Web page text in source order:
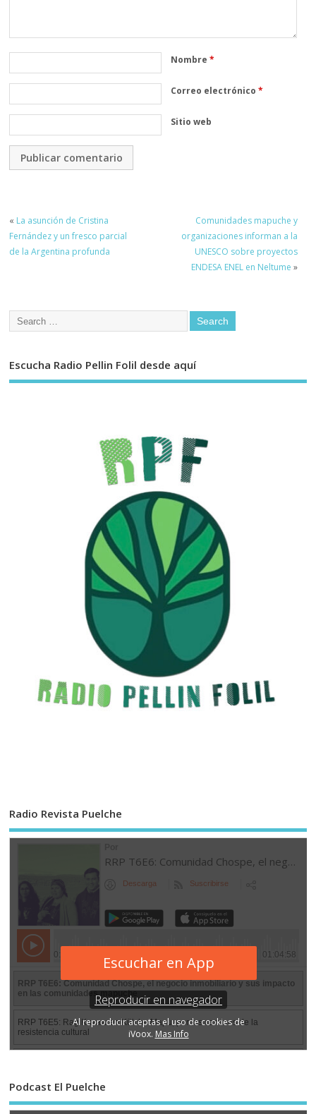
Nombre*
Correo electrónico*
Sitio web
« La asunción de Cristina
Fernández y un fresco parcial
de la Argentina profunda
Comunidades mapuche y
organizaciones informan a la
UNESCO sobre proyectos
ENDESA ENEL en Neltume »
Escucha Radio Pellin Folil desde aquí
Radio Revista Puelche
Podcast El Puelche